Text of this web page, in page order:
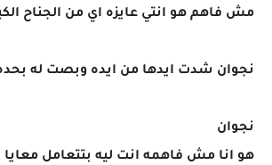
مش فاهم هو انتي عايزه اي من الجناح
نجوان شدت ايدها من ايده وبصت له
نجوان
هو انا مش فاهمه انت ليه بتتعامل